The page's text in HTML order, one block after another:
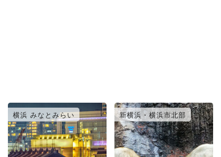
横浜 みなとみらい 新横浜・横浜市北部